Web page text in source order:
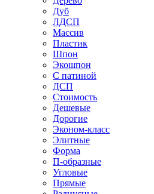
Дуб
ЛДСП
Массив
Пластик
Шпон
Экошпон
С патиной
ДСП
Стоимость
Дешевые
Дорогие
Эконом-класс
Элитные
Форма
П-образные
Угловые
Прямые